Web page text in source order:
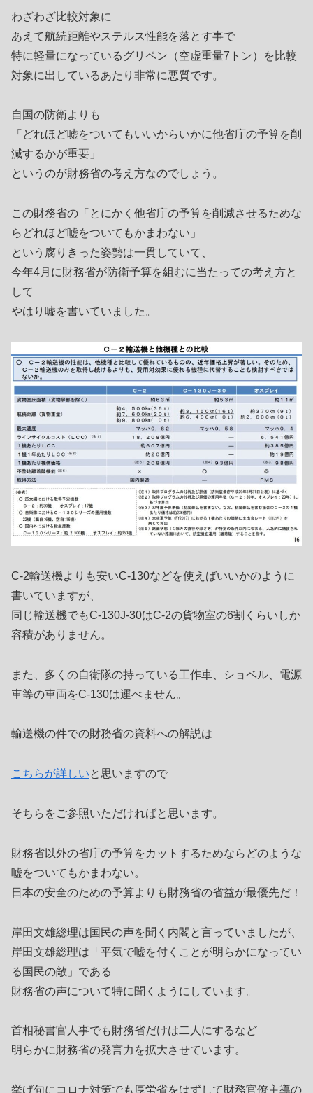
わざわざ比較対象に
あえて航続距離やステルス性能を落とす事で
特に軽量になっているグリペン（空虚重量7トン）を比較
対象に出しているあたり非常に悪質です。
自国の防衛よりも
「どれほど嘘をついてもいいからいかに他省庁の予算を削
減するかが重要」
というのが財務省の考え方なのでしょう。
この財務省の「とにかく他省庁の予算を削減させるためな
らどれほど嘘をついてもかまわない」
という腐りきった姿勢は一貫していて、
今年4月に財務省が防衛予算を組むに当たっての考え方と
して
やはり嘘を書いていました。
C-2輸送機よりも安いC-130などを使えばいいかのように
書いていますが、
同じ輸送機でもC-130J-30はC-2の貨物室の6割くらいしか
容積がありません。
また、多くの自衛隊の持っている工作車、ショベル、電源
車等の車両をC-130は運べません。
輸送機の件での財務省の資料への解説は
こちらが詳しいと思いますので
そちらをご参照いただければと思います。
財務省以外の省庁の予算をカットするためならどのような
嘘をついてもかまわない。
日本の安全のための予算よりも財務省の省益が最優先だ！
岸田文雄総理は国民の声を聞く内閣と言っていましたが、
岸田文雄総理は「平気で嘘を付くことが明らかになってい
る国民の敵」である
財務省の声について特に聞くようにしています。
首相秘書官人事でも財務省だけは二人にするなど
明らかに財務省の発言力を拡大させています。
挙げ句にコロナ対策でも厚労省をはずして財務官僚主導の